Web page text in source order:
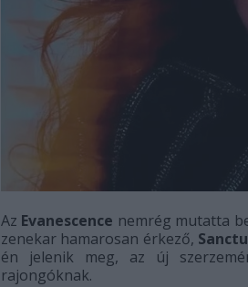
Az Evanescence nemrég mutatta
zenekar hamarosan érkező,
én jelenik meg, az új
rajongóknak.